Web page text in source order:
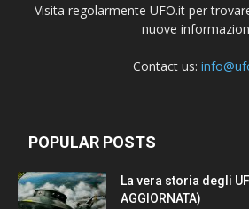
Visita regolarmente UFO.it per
nuove
Contact us:
POPULAR POSTS
La vera storia degli
AGGIORNATA)